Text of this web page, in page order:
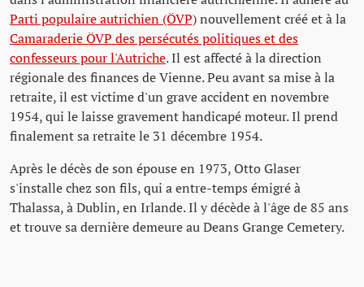
Parti populaire autrichien (ÖVP)nouvellement créé et à la
Camaraderie ÖVP des persécutés politiques et des
confesseurs pour l'Autriche. Il est affecté à la direction
régionale des finances de Vienne. Peu avant sa mise à la
retraite, il est victime d'un grave accident en novembre
1954, qui le laisse gravement handicapé moteur. Il prend
finalement sa retraite le 31 décembre 1954.
Après le décès de son épouse en 1973, Otto Glaser
s'installe chez son fils, qui a entre-temps émigré à
Thalassa, à Dublin, en Irlande. Il y décède à l'âge de 85 ans
et trouve sa dernière demeure au Deans Grange Cemetery.